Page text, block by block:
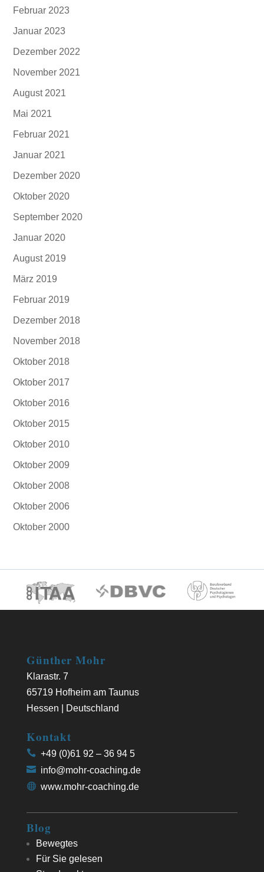
Februar 2023
Januar 2023
Dezember 2022
November 2021
August 2021
Mai 2021
Februar 2021
Januar 2021
Dezember 2020
Oktober 2020
September 2020
Januar 2020
August 2019
März 2019
Februar 2019
Dezember 2018
November 2018
Oktober 2018
Oktober 2017
Oktober 2016
Oktober 2015
Oktober 2010
Oktober 2009
Oktober 2008
Oktober 2006
Oktober 2000
Günther Mohr
Klarastr. 7
65719 Hofheim am Taunus
Hessen | Deutschland
Kontakt
+49 (0)61 92 – 36 94 5
info@mohr-coaching.de
www.mohr-coaching.de
Blog
Bewegtes
Für Sie gelesen